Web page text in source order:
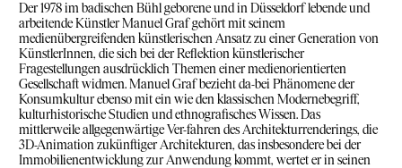
Der 1978 im badischen Bühl geborene und in Düsseldorf lebende und
arbeitende Künstler Manuel Graf gehört mit seinem
medienübergreifenden künstlerischen Ansatz zu einer Generation von
KünstlerInnen, die sich bei der Reflektion künstlerischer
Fragestellungen ausdrücklich Themen einer medienorientierten
Gesellschaft widmen. Manuel Graf bezieht da-bei Phänomene der
Konsumkultur ebenso mit ein wie den klassischen Modernebegriff,
kulturhistorische Studien und ethnografisches Wissen. Das
mittlerweile allgegenwärtige Ver-fahren des Architekturrenderings, die
3D-Animation zukünftiger Architekturen, das insbesondere bei der
Immobilienentwicklung zur Anwendung kommt, wertet er in seinen